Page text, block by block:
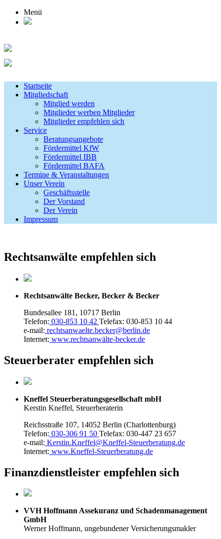
Menü
Startseite
Mitgliedschaft
Mitglied werden
Mitglieder werben Mitglieder
Mitglieder empfehlen sich
Service
Beratungsangebote
Fördermittel KfW
Fördermittel IBB
Fördermittel BAFA
Termine & Veranstaltungen
Unser Verein
Geschäftsstelle
Der Vorstand
Der Verein
Impressum
Rechtsanwälte empfehlen sich
Rechtsanwälte Becker, Becker & Becker
Bundesallee 181, 10717 Berlin
Telefon: 030-853 10 42 Telefax: 030-853 10 44
e-mail: rechtsanwaelte.becker@berlin.de
Internet: www.rechtsanwälte-becker.de
Steuerberater empfehlen sich
Kneffel Steuerberatungsgesellschaft mbH
Kerstin Kneffel, Steuerberaterin
Reichsstraße 107, 14052 Berlin (Charlottenburg)
Telefon: 030-306 91 50 Telefax: 030-447 23 657
e-mail: Kerstin.Kneffel@Kneffel-Steuerberatung.de
Internet: www.Kneffel-Steuerberatung.de
Finanzdienstleister empfehlen sich
VVH Hoffmann Assekuranz und Schadenmanagement
GmbH
Werner Hoffmann, ungebundener Versicherungsmakler